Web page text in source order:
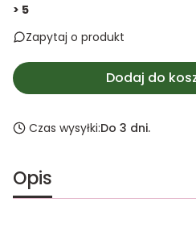
> 5
Zapytaj o produkt
Dodaj do
Czas wysyłki:Do 3 dni.
Opis